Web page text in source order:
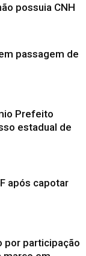
possuia CNH
passagem de
Prefeito
estadual de
após capotar
por participação